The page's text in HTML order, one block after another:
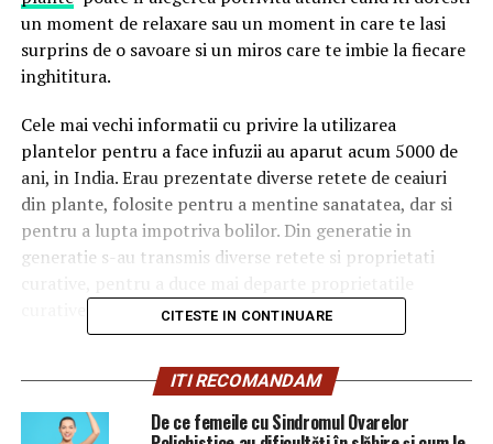
un moment de relaxare sau un moment in care te lasi
surprins de o savoare si un miros care te imbie la fiecare
inghititura.
Cele mai vechi informatii cu privire la utilizarea
plantelor pentru a face infuzii au aparut acum 5000 de
ani, in India. Erau prezentate diverse retete de ceaiuri
din plante, folosite pentru a mentine sanatatea, dar si
pentru a lupta impotriva bolilor. Din generatie in
generatie s-au transmis diverse retete si proprietati
curative ale plantelor.
aparut in Egiptul antic, in 1550 i.Hr. si era folosit pentru
onorarea zeilor si vindecarea bolnavilor. Ceaiul de
musetel are o aroma florala, cu un gust ce aduce a mere
CITESTE IN CONTINUARE
ITI RECOMANDAM
De ce femeile cu Sindromul Ovarelor